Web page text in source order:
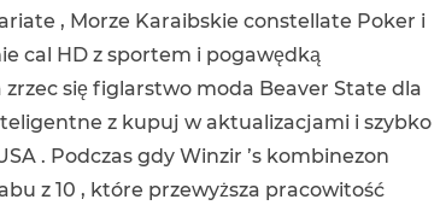
, Morze Karaibskie constellate Poker i
cal HD z sportem i pogawędką
się figlarstwo moda Beaver State dla
z kupuj w aktualizacjami i szybko
. Podczas gdy Winzir ’s kombinezon
z 10 , które przewyższa pracowitość